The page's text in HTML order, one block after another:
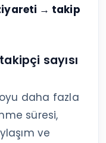
→ takip
sayısı
daha fazla
süresi,
ve